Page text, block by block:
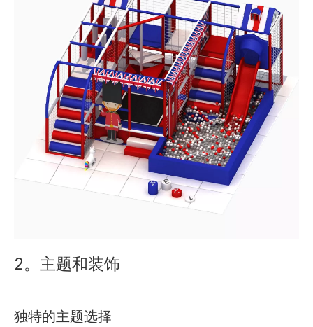
2。主题和装饰
独特的主题选择